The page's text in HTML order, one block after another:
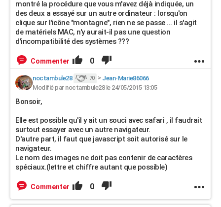
montré la procédure que vous m'avez déjà indiquée, un
des deux a essayé sur un autre ordinateur : lorsqu'on
clique sur l'icône "montagne", rien ne se passe ... il s'agit
de matériels MAC, n'y aurait-il pas une question
d'incompatibilité des systèmes ???
Commenter 0
noctambule28 70 > Jean-Marie86066
Modifié par noctambule28 le 24/05/2015 13:05
Bonsoir,
Elle est possible qu'il y ait un souci avec safari , il faudrait
surtout essayer avec un autre navigateur.
D'autre part, il faut que javascript soit autorisé sur le
navigateur.
Le nom des images ne doit pas contenir de caractères
spéciaux.(lettre et chiffre autant que possible)
Commenter 0